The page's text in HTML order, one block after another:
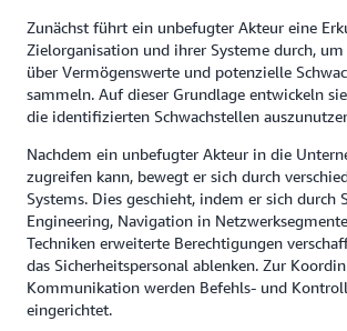
Zunächst führt ein unbefugter Akteur eine
Zielorganisation und ihrer Systeme durch,
über Vermögenswerte und potenzielle
sammeln. Auf dieser Grundlage entwickeln
die identifizierten Schwachstellen
Nachdem ein unbefugter Akteur in die
zugreifen kann, bewegt er sich durch
Systems. Dies geschieht, indem er sich durch
Engineering, Navigation in
Techniken erweiterte Berechtigungen
das Sicherheitspersonal ablenken. Zur
Kommunikation werden Befehls- und
eingerichtet.